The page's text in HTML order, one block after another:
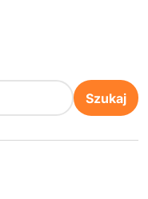
Szukaj